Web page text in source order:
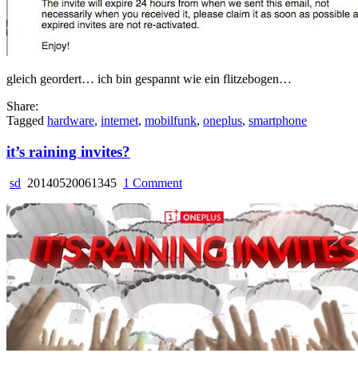
gleich geordert… ich bin gespannt wie ein flitzebogen…
Share:
Tagged hardware, internet, mobilfunk, oneplus, smartphone
it’s raining invites?
sd 20140520061345 1 Commenton
raining
invites?